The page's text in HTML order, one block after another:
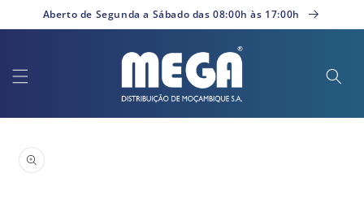
para o
conteúdo
Aberto de Segunda a Sábado das 08:00h às 17:00h
informação